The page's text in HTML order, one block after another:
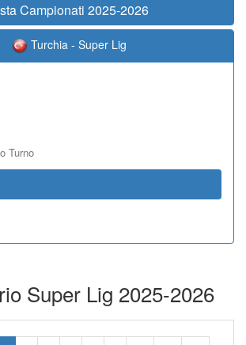
Campionati 2025-2026
Turchia - Super Lig
Turno
Super Lig 2025-2026